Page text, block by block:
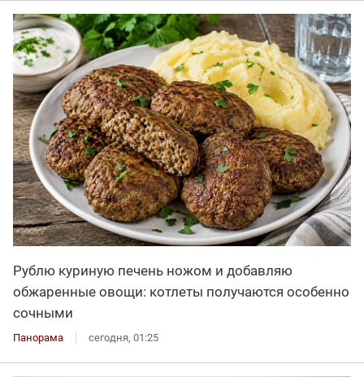
Рублю куриную печень ножом и добавляю
обжаренные овощи: котлеты получаются особенно
сочными
Панорама сегодня, 01:25